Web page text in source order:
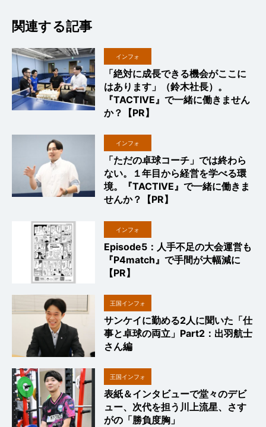
関連する記事
インフォ
「絶対に成長できる機会がここに
はあります」（鈴木社長）。
『TACTIVE』で一緒に働きません
か？【PR】
インフォ
「ただの卓球コーチ」では終わら
ない。１年目から経営を学べる環
境。『TACTIVE』で一緒に働きま
せんか？【PR】
インフォ
Episode5：人手不足の大会運営も
『P4match』で手間が大幅減に
【PR】
王国インフォ
サンケイに勤める2人に聞いた「仕
事と卓球の両立」Part2：出羽航士
さん編
王国インフォ
表紙＆インタビューで堂々のデビ
ュー、次代を担う川上流星、さす
がの「勝負度胸」